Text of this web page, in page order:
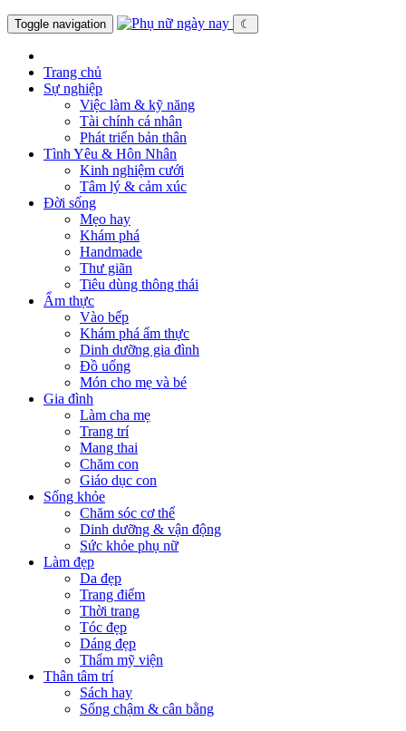
Toggle navigation ☾
Trang chủ
Sự nghiệp
Việc làm & kỹ năng
Tài chính cá nhân
Phát triển bản thân
Tình Yêu & Hôn Nhân
Kinh nghiệm cưới
Tâm lý & cảm xúc
Đời sống
Mẹo hay
Khám phá
Handmade
Thư giãn
Tiêu dùng thông thái
Ẩm thực
Vào bếp
Khám phá ẩm thực
Dinh dưỡng gia đình
Đồ uống
Món cho mẹ và bé
Gia đình
Làm cha mẹ
Trang trí
Mang thai
Chăm con
Giáo dục con
Sống khỏe
Chăm sóc cơ thể
Dinh dưỡng & vận động
Sức khỏe phụ nữ
Làm đẹp
Da đẹp
Trang điểm
Thời trang
Tóc đẹp
Dáng đẹp
Thẩm mỹ viện
Thân tâm trí
Sách hay
Sống chậm & cân bằng